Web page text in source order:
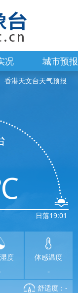
况 城市预报
香港天文台天气预报
日落19:01
度 体感温度
-
舒适度：-